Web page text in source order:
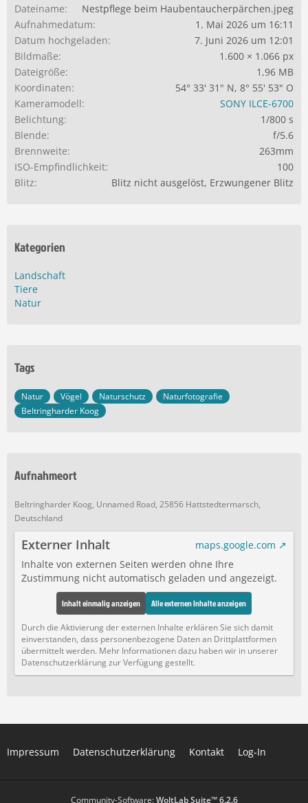
Dateiname
Nestpflege beim Haubentaucherpärchen.jpeg
Aufnahmedatum
1. Mai 2026 um 16:11
Datum hochgeladen
7. Juni 2026 um 12:01
Bildmaße
1.600 × 1.066 px
Dateigröße
1,96 MB
Koordinaten
54° 33' 31" N, 8° 55' 53" O
Kameramodell
SONY ILCE-6700
Belichtung
1/800 s
Blende
f/5.6
Brennweite
263mm
ISO-Empfindlichkeit
100
Blitz
Blitz nicht ausgelöst, Erzwungener Blitz
Kategorien
Landschaft
Tiere
Natur
Tags
Natur Vögel Naturschutz
Naturfotografie
Beltringharder Koog
Aufnahmeort
Beltringharder Koog, Unnamed Road, 25856 Hattstedtermarsch,
Deutschland
Externer Inhalt
maps.google.com
Inhalte von externen Seiten werden ohne Ihre
Zustimmung nicht automatisch geladen und angezeigt.
Inhalt einmalig anzeigen Alle externen Inhalte anzeigen
Durch die Aktivierung der externen Inhalte erklären Sie sich damit
einverstanden, dass personenbezogene Daten an Drittplattformen
übermittelt werden. Mehr Informationen dazu haben wir in unserer
Datenschutzerklärung zur Verfügung gestellt.
Impressum Datenschutzerklärung Kontakt Log-In
Community-Software:WoltLab Suite™ 6.2.6